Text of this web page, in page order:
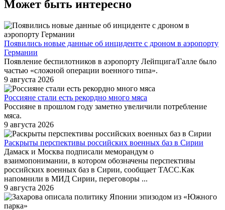
Может быть интересно
Появились новые данные об инциденте с дроном в аэропорту
Германии
Появление беспилотников в аэропорту Лейпцига/Галле было
частью «сложной операции военного типа».
9 августа 2026
Россияне стали есть рекордно много мяса
Россияне в прошлом году заметно увеличили потребление
мяса.
9 августа 2026
Раскрыты перспективы российских военных баз в Сирии
Дамаск и Москва подписали меморандум о
взаимопонимании, в котором обозначены перспективы
российских военных баз в Сирии, сообщает ТАСС.Как
напомнили в МИД Сирии, переговоры ...
9 августа 2026